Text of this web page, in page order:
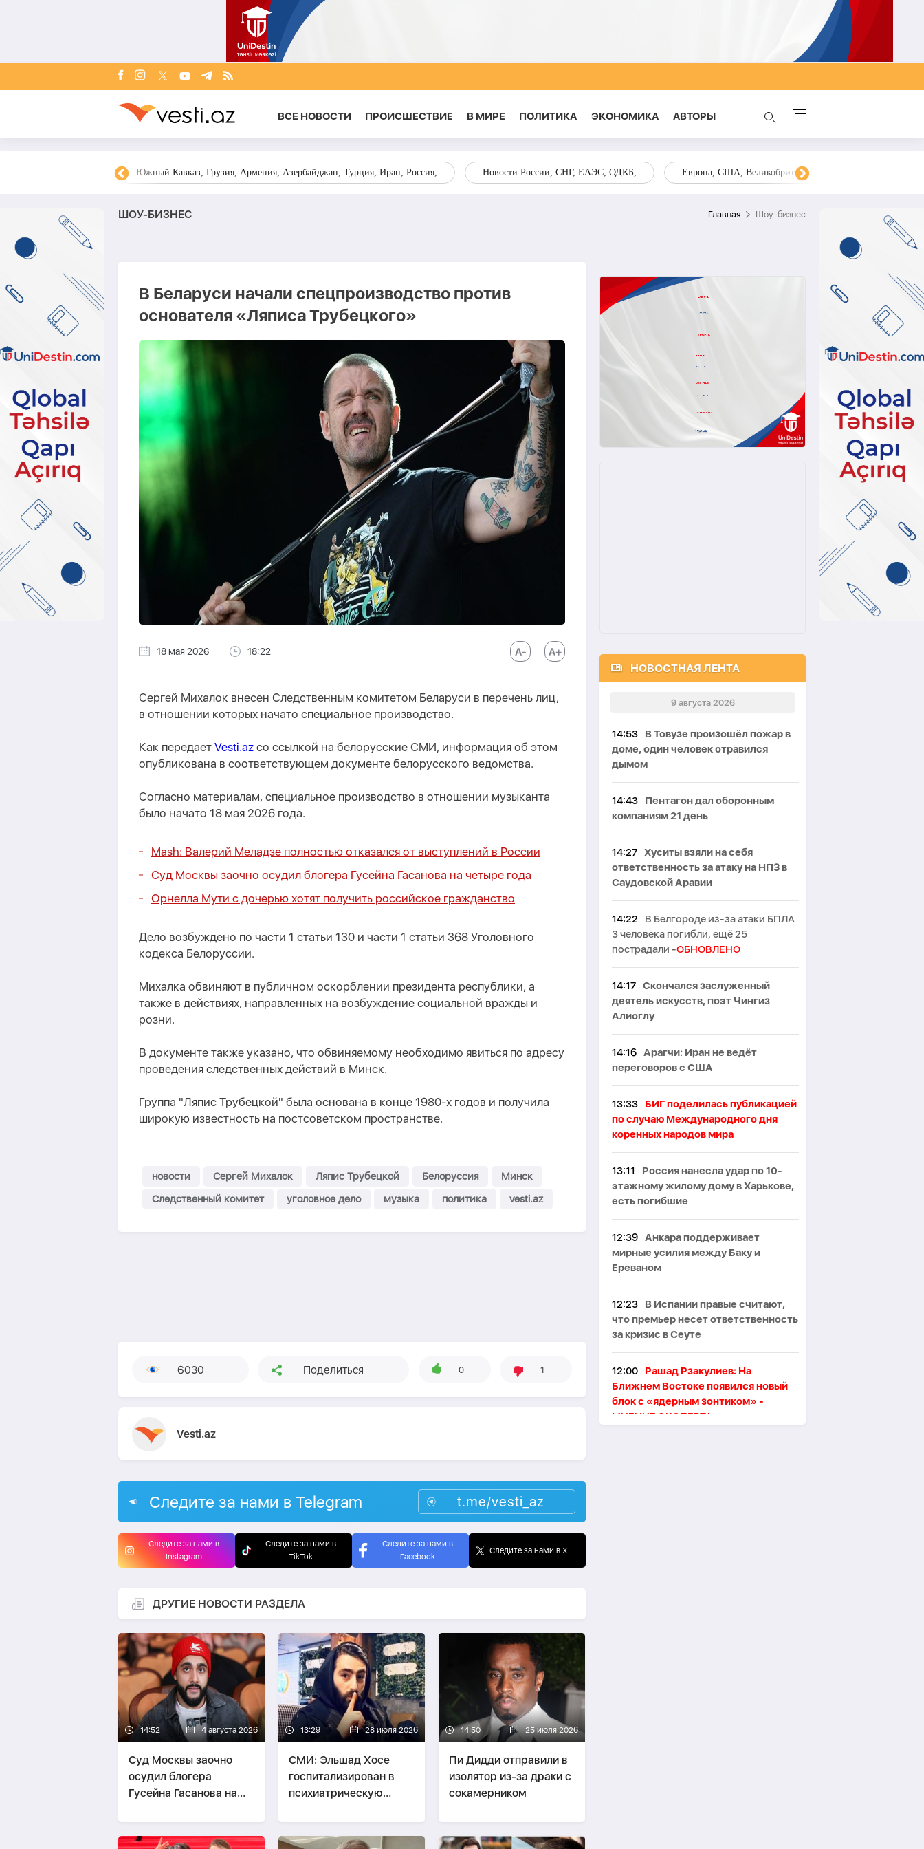
ВСЕ НОВОСТИ ПРОИСШЕСТВИЕ В МИРЕ ПОЛИТИКА ЭКОНОМИКА AВТОРЫ
Южный Кавказ, Грузия, Армения, Азербайджан, Турция, Иран, Россия, Новости России, СНГ, ЕАЭС, ОДКБ, Европа, США, Великобритания, Украина, Запад,
ШОУ-БИЗНЕС Главная Шоу-бизнес
В Беларуси начали спецпроизводство против
основателя «Ляписа Трубецкого»
18 мая 2026 18:22
Сергей Михалок внесен Следственным комитетом Беларуси в перечень лиц,
в отношении которых начато специальное производство.
Как передает Vesti.az со ссылкой на белорусские СМИ, информация об этом
опубликована в соответствующем документе белорусского ведомства.
Согласно материалам, специальное производство в отношении музыканта
было начато 18 мая 2026 года.
Mash: Валерий Меладзе полностью отказался от выступлений в России
Суд Москвы заочно осудил блогера Гусейна Гасанова на четыре года
Орнелла Мути с дочерью хотят получить российское гражданство
Дело возбуждено по части 1 статьи 130 и части 1 статьи 368 Уголовного
кодекса Белоруссии.
Михалка обвиняют в публичном оскорблении президента республики, а
также в действиях, направленных на возбуждение социальной вражды и
розни.
В документе также указано, что обвиняемому необходимо явиться по адресу
проведения следственных действий в Минск.
Группа "Ляпис Трубецкой" была основана в конце 1980-х годов и получила
широкую известность на постсоветском пространстве.
новости Сергей Михалок Ляпис Трубецкой Белоруссия
Минск
Следственный комитет
уголовное дело музыка политика vesti.az
6030 Поделиться 0 1
Vesti.az
Следите за нами в Telegram t.me/vesti_az
Следите за нами в
Instagram
Следите за нами в
TikTok
Следите за нами в
Facebook
Следите за нами в X
ДРУГИЕ НОВОСТИ РАЗДЕЛА
14:52 4 августа 2026
Суд Москвы заочно
осудил блогера
Гусейна Гасанова на
13:29 28 июля 2026
СМИ: Эльшад Хосе
госпитализирован в
психиатрическую
14:50 25 июля 2026
Пи Дидди отправили в
изолятор из-за драки с
сокамерником
НОВОСТНАЯ ЛЕНТА
9 августа 2026
14:53
В Товузе произошёл пожар в
доме, один человек отравился
дымом
14:43
Пентагон дал оборонным
компаниям 21 день
14:27 Хуситы взяли на себя
ответственность за атаку на НПЗ в
Саудовской Аравии
14:22
В Белгороде из-за атаки БПЛА
3 человека погибли, ещё 25
пострадали -ОБНОВЛЕНО
14:17 Скончался заслуженный
деятель искусств, поэт Чингиз
Алиоглу
14:16 Арагчи: Иран не ведёт
переговоров с США
13:33
БИГ поделилась публикацией
по случаю Международного дня
коренных народов мира
13:11
Россия нанесла удар по 10-
этажному жилому дому в Харькове,
есть погибшие
12:39 Анкара поддерживает
мирные усилия между Баку и
Ереваном
12:23
В Испании правые считают,
что премьер несет ответственность
за кризис в Сеуте
12:00
Рашад Рзакулиев: На
Ближнем Востоке появился новый
блок с «ядерным зонтиком» -
МНЕНИЕ ЭКСПЕРТА